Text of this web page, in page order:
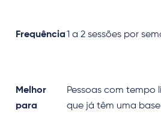
Frequência1 a 2 sessões por
Melhor
para
Pessoas com tempo
que já têm uma base